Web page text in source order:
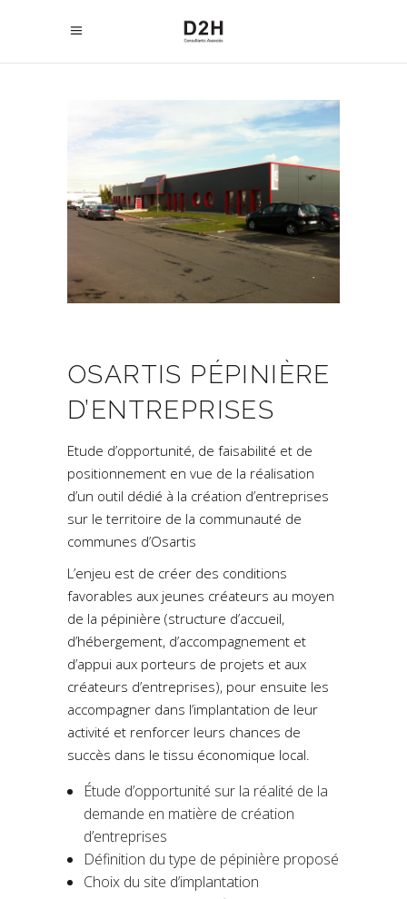
OSARTIS PÉPINIÈRE
D’ENTREPRISES
Etude d’opportunité, de faisabilité et de
positionnement en vue de la réalisation
d’un outil dédié à la création d’entreprises
sur le territoire de la communauté de
communes d’Osartis
L’enjeu est de créer des conditions
favorables aux jeunes créateurs au moyen
de la pépinière (structure d’accueil,
d’hébergement, d’accompagnement et
d’appui aux porteurs de projets et aux
créateurs d’entreprises), pour ensuite les
accompagner dans l’implantation de leur
activité et renforcer leurs chances de
succès dans le tissu économique local.
Étude d’opportunité sur la réalité de la
demande en matière de création
d’entreprises
Définition du type de pépinière proposé
Choix du site d’implantation